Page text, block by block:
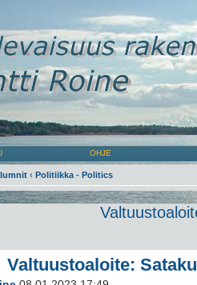
OHJE
‹ Politiikka - Politics
Valtuustoaloite: